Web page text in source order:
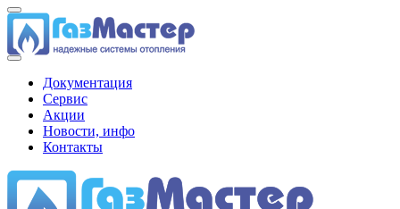
Документация
Сервис
Акции
Новости, инфо
Контакты